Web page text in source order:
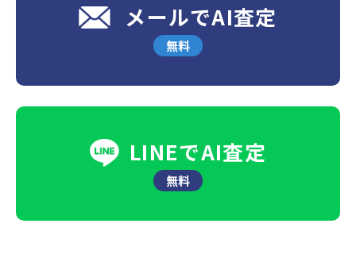
メールでAI査定
無料
LINEでAI査定
無料